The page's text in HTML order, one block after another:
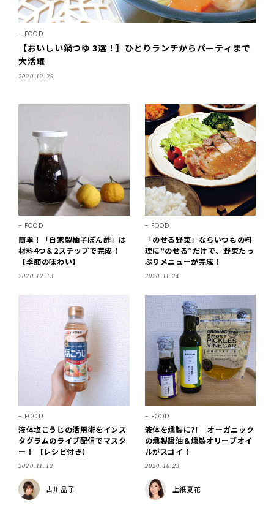
FOOD
【おいしい鍋つゆ 3選！】ひとりランチからパーティまで
大活躍
2020.12.29
FOOD
簡単！「自家製柚子ぽん酢」は
材料4つ＆2ステップで完成！
【季節の味わい】
2020.12.13
FOOD
「のせる野菜」ならいつもの料
理に“のせる”だけで、野菜たっ
ぷりメニューが完成！
2020.11.24
FOOD
液体塩こうじの活用術をインス
タグラムのライブ配信でマスタ
ー！ 【レシピ付き】
2020.11.12
古川晶子
FOOD
液体を燻製に?! オーガニック
の燻製醤油＆燻製オリーブオイ
ルがスゴイ！
2020.10.23
上紙夏花